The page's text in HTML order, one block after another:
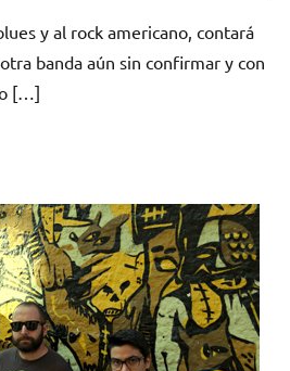
y al rock americano, contará
banda aún sin confirmar y con
[…]